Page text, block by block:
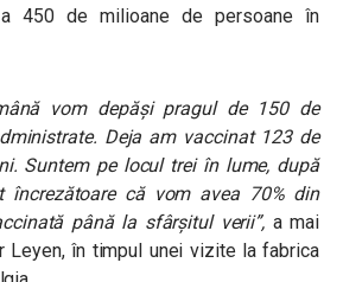
a 450 de milioane de persoane în
vom depăși pragul de 150 de
Deja am vaccinat 123 de
Suntem pe locul trei în lume, după
încrezătoare că vom avea 70% din
până la sfârșitul verii”, a mai
Leyen, în timpul unei vizite la fabrica